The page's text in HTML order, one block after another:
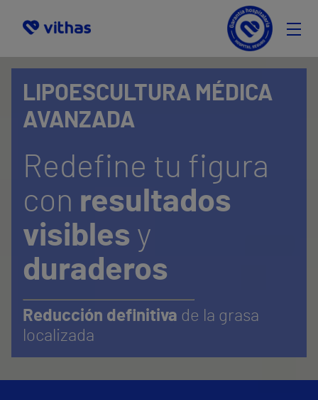
En qué consiste
Financiación
Equipo Médico
Selecciona
LIPOESCULTURA MÉDICA
AVANZADA
Redefine tu figura
con resultados
visibles y
duraderos
Reducción definitiva de la grasa
localizada